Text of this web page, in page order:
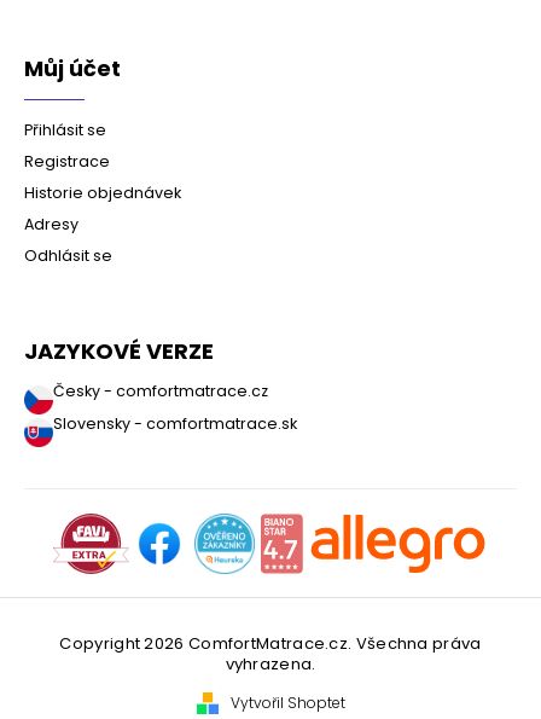
Můj účet
Přihlásit se
Registrace
Historie objednávek
Adresy
Odhlásit se
JAZYKOVÉ VERZE
Česky - comfortmatrace.cz
Slovensky - comfortmatrace.sk
Vytvořil Shoptet
Copyright 2026 ComfortMatrace.cz. Všechna práva
vyhrazena.